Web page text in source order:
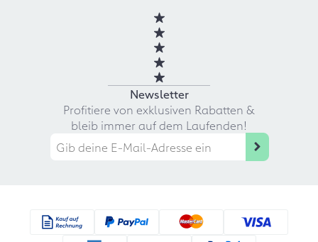
Newsletter
Profitiere von exklusiven Rabatten &
bleib immer auf dem Laufenden!